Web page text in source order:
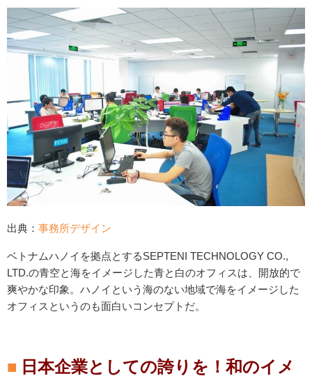
出典： 事務所デザイン
ベトナムハノイを拠点とするSEPTENI TECHNOLOGY CO.,
LTD.の青空と海をイメージした青と白のオフィスは、開放的で
爽やかな印象。ハノイという海のない地域で海をイメージした
オフィスというのも面白いコンセプトだ。
日本企業としての誇りを！和のイメ